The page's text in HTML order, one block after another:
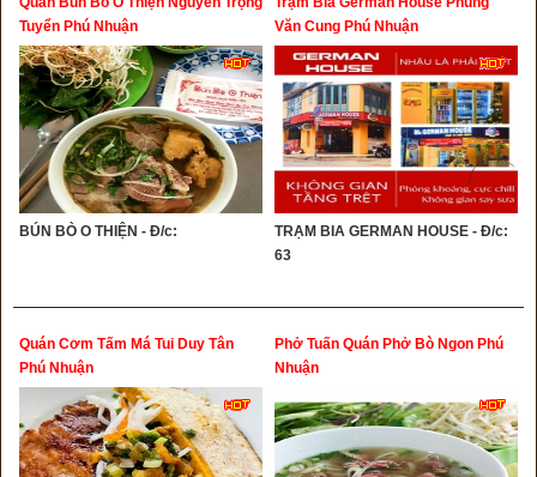
Tuyển Phú Nhuận
BÚN BÒ O THIỆN - Đ/c:
Văn Cung Phú Nhuận
TRẠM BIA GERMAN HOUSE - Đ/c:
63
Quán Cơm Tấm Má Tui Duy Tân
Phú Nhuận
Phở Tuấn Quán Phở Bò Ngon Phú
Nhuận